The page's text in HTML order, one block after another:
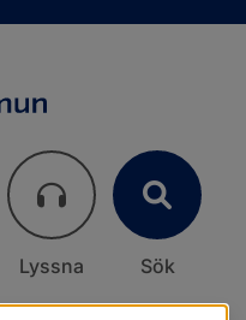
Lyssna Sök